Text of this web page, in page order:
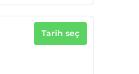
Tarih seç